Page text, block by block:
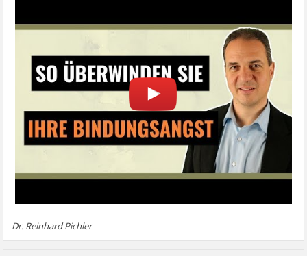
Dr. Reinhard Pichler